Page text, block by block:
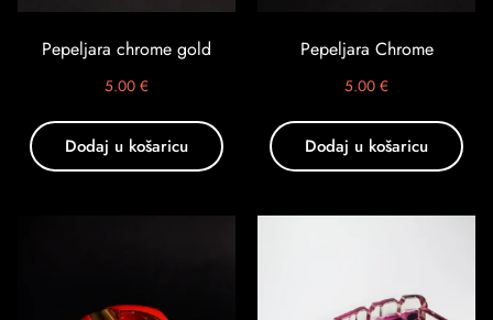
Pepeljara chrome gold
5.00 €
Dodaj u košaricu
Pepeljara Chrome
5.00 €
Dodaj u košaricu